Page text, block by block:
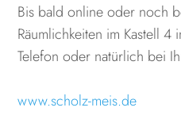
Bis bald online oder noch
Räumlichkeiten im Kastell 4
Telefon oder natürlich bei
www.scholz-meis.de